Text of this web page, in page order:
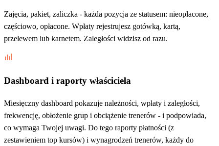
Zajęcia, pakiet, zaliczka - każda pozycja ze statusem: nieopłacone,
częściowo, opłacone. Wpłaty rejestrujesz gotówką, kartą,
przelewem lub karnetem. Zaległości widzisz od razu.
Dashboard i raporty właściciela
Miesięczny dashboard pokazuje należności, wpłaty i zaległości,
frekwencję, obłożenie grup i obciążenie trenerów - i podpowiada,
co wymaga Twojej uwagi. Do tego raporty płatności (z
zestawieniem top kursów) i wynagrodzeń trenerów, każdy do